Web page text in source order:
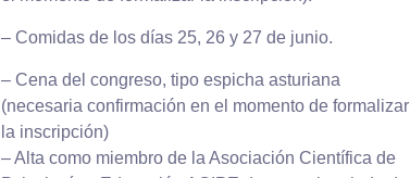
– Comidas de los días 25, 26 y 27 de junio.
– Cena del congreso, tipo espicha asturiana
(necesaria confirmación en el momento de formalizar
la inscripción)
– Alta como miembro de la Asociación Científica de